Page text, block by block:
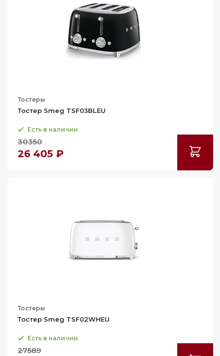
Тостеры
Тостер Smeg TSF03BLEU
Есть в наличии
30350
26 405 ₽
Тостеры
Тостер Smeg TSF02WHEU
Есть в наличии
27589